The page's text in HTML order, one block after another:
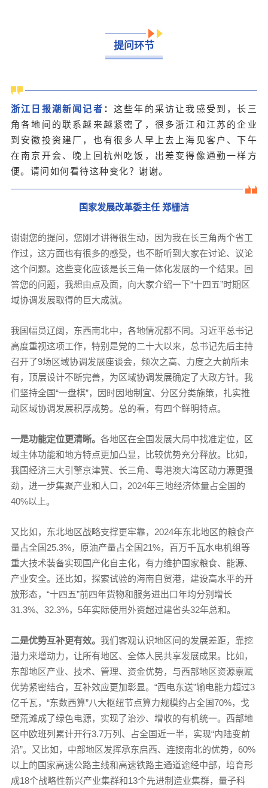
提问环节
浙江日报潮新闻记者 ： 这些年的采访让我感受到，长三
角各地间的联系越来越紧密了，很多浙江和江苏的企业
到安徽投资建厂，也有很多人早上去上海见客户、下午
在南京开会、晚上回杭州吃饭，出差变得像通勤一样方
便。请问如何看待这种变化？谢谢。
国家发展改革委主任 郑栅洁
谢谢您的提问，您刚才讲得很生动，因为我在长三角两个省工
作过，这方面也有很多的感受，也不断听到大家在讨论、议论
这个问题。这些变化应该是长三角一体化发展的一个结果。回
答您的问题，我想由点及面，向大家介绍一下“十四五”时期区
域协调发展取得的巨大成就。
我国幅员辽阔，东西南北中，各地情况都不同。习近平总书记
高度重视这项工作，特别是党的二十大以来，总书记先后主持
召开了9场区域协调发展座谈会，频次之高、力度之大前所未
有，顶层设计不断完善，为区域协调发展确定了大政方针。我
们坚持全国“一盘棋”，因时因地制宜、分区分类施策，扎实推
动区域协调发展积厚成势。总的看，有四个鲜明特点。
一是功能定位更清晰。 各地区在全国发展大局中找准定位，区
域主体功能和地方特点更加凸显，比较优势充分释放。比如，
我国经济三大引擎京津冀、长三角、粤港澳大湾区动力源更强
劲，进一步集聚产业和人口，2024年三地经济体量占全国的
40%以上。
又比如，东北地区战略支撑更牢靠，2024年东北地区的粮食产
量占全国25.3%，原油产量占全国21%，百万千瓦水电机组等
重大技术装备实现国产化自主化，有力维护国家粮食、能源、
产业安全。还比如，探索试验的海南自贸港，建设高水平的开
放形态，“十四五”前四年货物和服务进出口年均分别增长
31.3%、32.3%，5年实际使用外资超过建省头32年总和。
二是优势互补更有效。 我们客观认识地区间的发展差距，靠挖
潜力来增动力，让所有地区、全体人民共享发展成果。比如，
东部地区产业、技术、管理、资金优势，与西部地区资源禀赋
优势紧密结合，互补效应更加彰显。“西电东送”输电能力超过3
亿千瓦，“东数西算”八大枢纽节点算力规模约占全国70%，戈
壁荒滩成了绿色电源，实现了治沙、增收的有机统一。西部地
区中欧班列累计开行3.7万列、占全国近一半，实现“内陆变前
沿”。又比如，中部地区发挥承东启西、连接南北的优势，60%
以上的国家高速公路主线和高速铁路主通道途经中部，培育形
成18个战略性新兴产业集群和13个先进制造业集群，量子科